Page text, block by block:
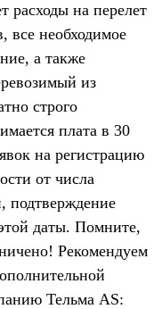
расходы на перелет
все необходимое
а также
из
строго
плата в 30
на регистрацию
от числа
подтверждение
даты. Помните,
Рекомендуем
Тельма AS: